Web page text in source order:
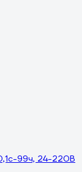
99ч, 24-220В